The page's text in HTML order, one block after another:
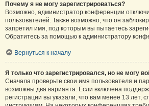
Почему я не могу зарегистрироваться?
Возможно, администратор конференции
пользователей. Также возможно, что он
запретил имя, под которым вы пытаетесь
Обратитесь за помощью к администратору
Вернуться к началу
Я только что зарегистрировался, но не могу
Сначала проверьте свои имя пользователя и
возможны два варианта. Если включена
регистрации вы указали, что вам менее 13 лет,